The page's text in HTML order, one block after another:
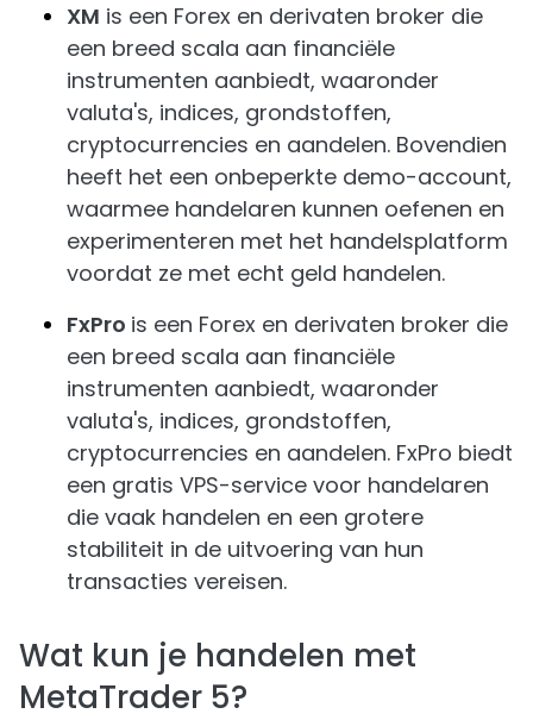
XM is een Forex en derivaten broker die
een breed scala aan financiële
instrumenten aanbiedt, waaronder
valuta's, indices, grondstoffen,
cryptocurrencies en aandelen. Bovendien
heeft het een onbeperkte demo-account,
waarmee handelaren kunnen oefenen en
experimenteren met het handelsplatform
voordat ze met echt geld handelen.
FxPro is een Forex en derivaten broker die
een breed scala aan financiële
instrumenten aanbiedt, waaronder
valuta's, indices, grondstoffen,
cryptocurrencies en aandelen. FxPro biedt
een gratis VPS-service voor handelaren
die vaak handelen en een grotere
stabiliteit in de uitvoering van hun
transacties vereisen.
Wat kun je handelen met
MetaTrader 5?